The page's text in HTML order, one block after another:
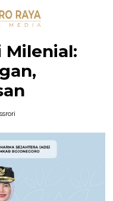
Milenial: